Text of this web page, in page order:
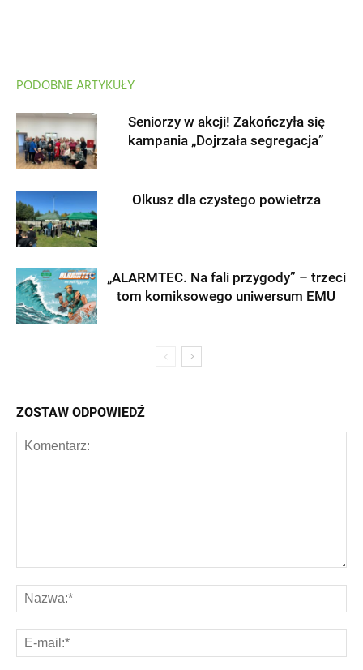
PODOBNE ARTYKUŁY
Seniorzy w akcji! Zakończyła się
kampania „Dojrzała segregacja”
Olkusz dla czystego powietrza
„ALARMTEC. Na fali przygody” – trzeci
tom komiksowego uniwersum EMU
ZOSTAW ODPOWIEDŹ